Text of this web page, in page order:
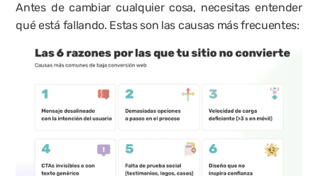
Antes de cambiar cualquier cosa, necesitas entender
qué está fallando. Estas son las causas más frecuentes: